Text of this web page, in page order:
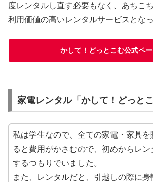
度レンタルし直す必要もなく、あちこ
利用価値の高いレンタルサービスとなっ
かして！どっとこむ公式ペ
家電レンタル「かして！どっと
私は学生なので、全ての家電・家具を
ると費用がかさむので、初めからレン
するつもりでいました。
また、レンタルだと、引越しの際に身